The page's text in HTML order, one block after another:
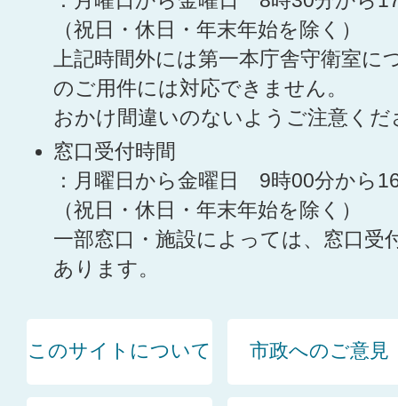
（祝日・休日・年末年始を除く）
上記時間外には第一本庁舎守衛室に
のご用件には対応できません。
おかけ間違いのないようご注意くだ
窓口受付時間
：月曜日から金曜日 9時00分から
（祝日・休日・年末年始を除く）
一部窓口・施設によっては、窓口受
あります。
このサイトについて 市政へのご意見